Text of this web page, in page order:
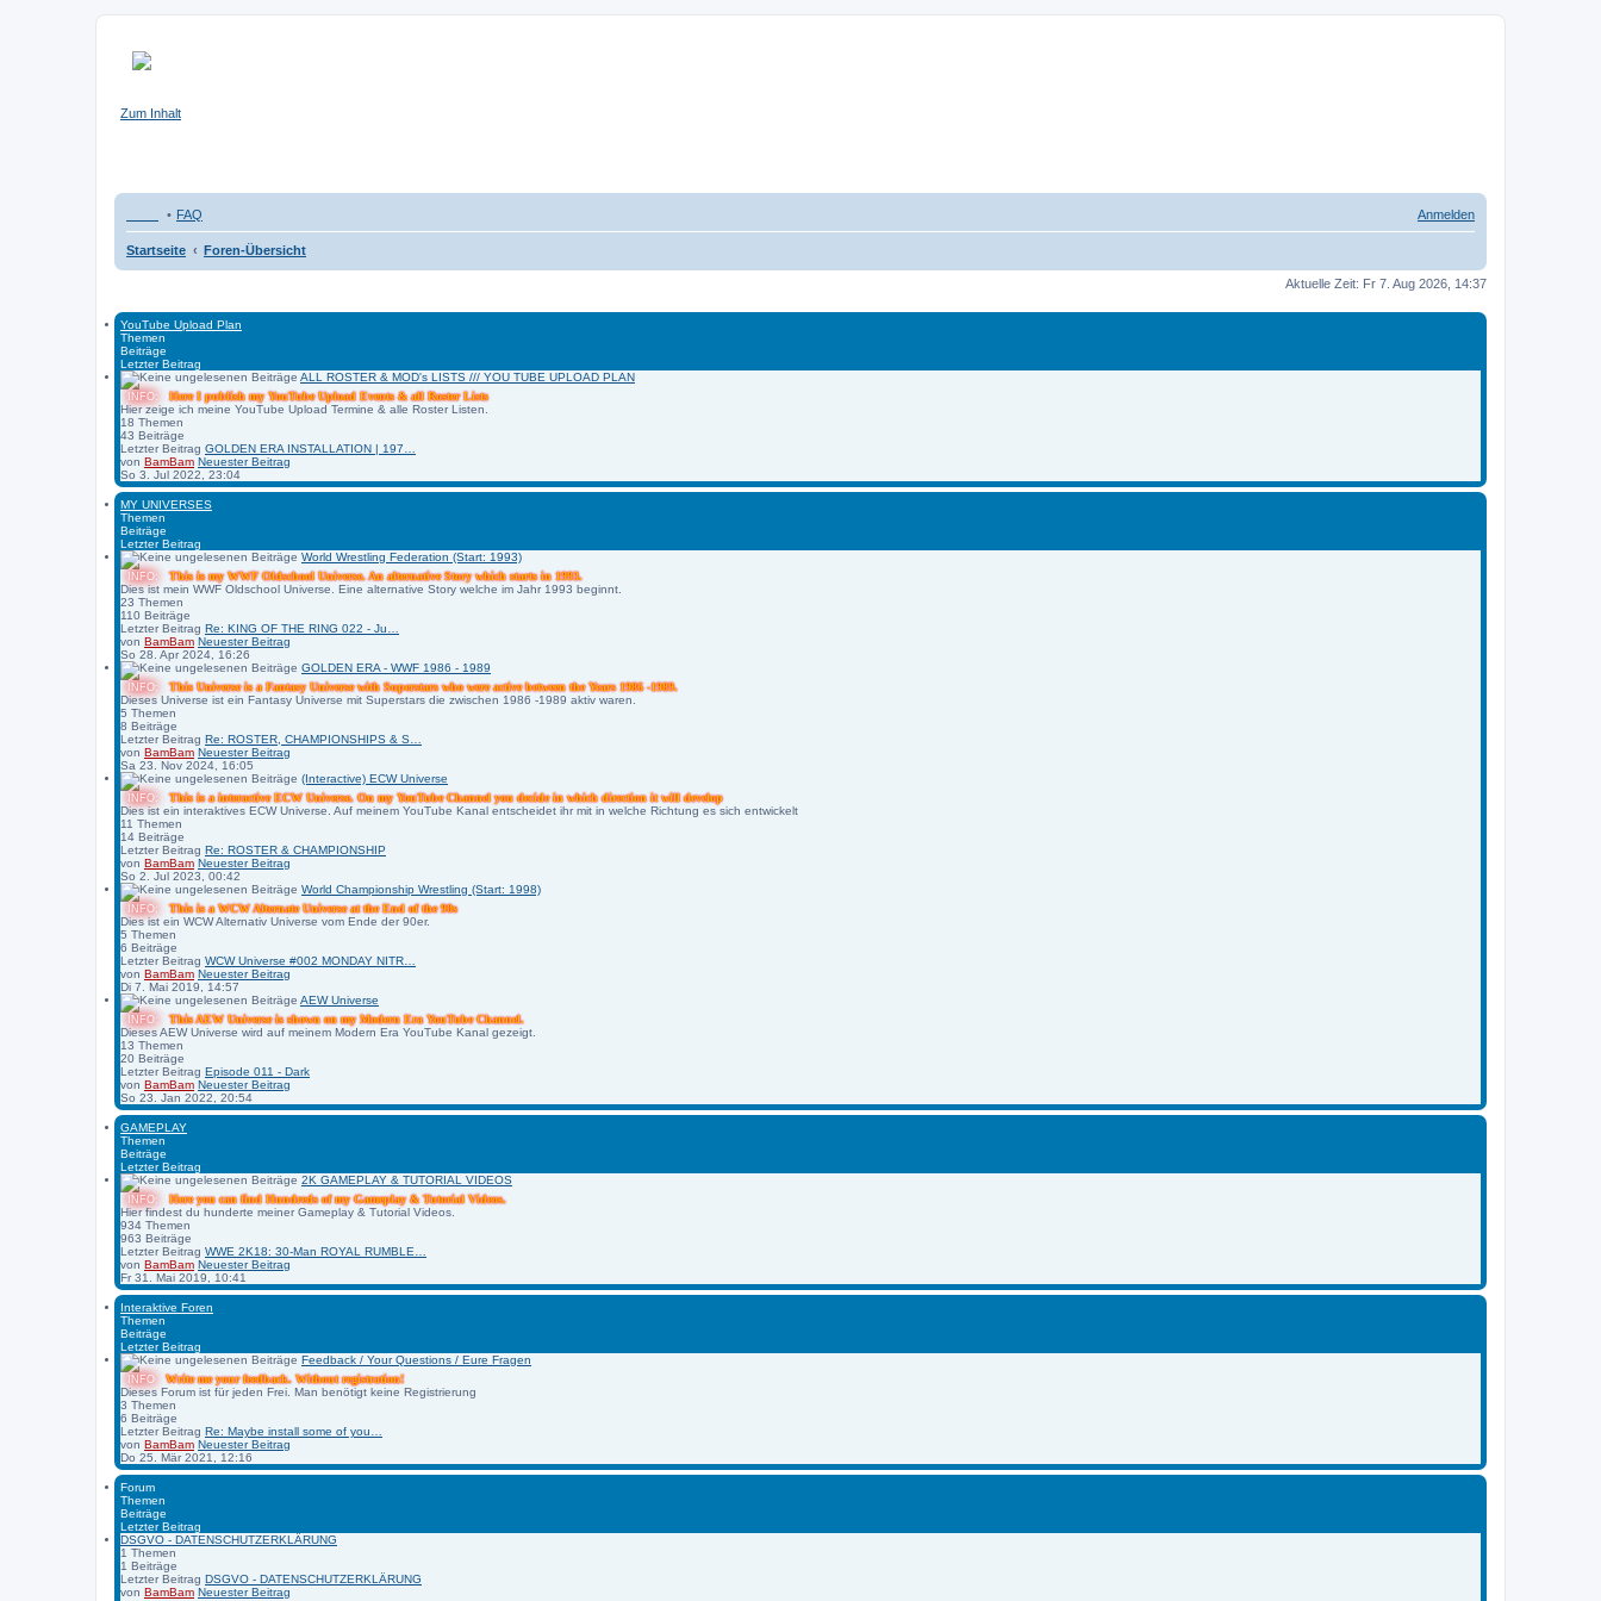
Zum Inhalt
FAQ Anmelden
Startseite Foren-Übersicht
Aktuelle Zeit: Fr 7. Aug 2026, 14:37
YouTube Upload Plan
Themen
Beiträge
Letzter Beitrag
ALL ROSTER & MOD's LISTS /// YOU TUBE UPLOAD PLAN
INFO:
Here I publish my YouTube Upload Events & all Roster Lists
Hier zeige ich meine YouTube Upload Termine & alle Roster Listen.
18 Themen
43 Beiträge
Letzter Beitrag GOLDEN ERA INSTALLATION | 197…
von BamBam Neuester Beitrag
So 3. Jul 2022, 23:04
MY UNIVERSES
Themen
Beiträge
Letzter Beitrag
World Wrestling Federation (Start: 1993)
INFO:
This is my WWF Oldschool Universe. An alternative Story which starts in 1993.
Dies ist mein WWF Oldschool Universe. Eine alternative Story welche im Jahr 1993 beginnt.
23 Themen
110 Beiträge
Letzter Beitrag Re: KING OF THE RING 022 - Ju…
von BamBam Neuester Beitrag
So 28. Apr 2024, 16:26
GOLDEN ERA - WWF 1986 - 1989
INFO:
This Universe is a Fantasy Universe with Superstars who were active between the Years 1986 -1989.
Dieses Universe ist ein Fantasy Universe mit Superstars die zwischen 1986 -1989 aktiv waren.
5 Themen
8 Beiträge
Letzter Beitrag Re: ROSTER, CHAMPIONSHIPS & S…
von BamBam Neuester Beitrag
Sa 23. Nov 2024, 16:05
(Interactive) ECW Universe
INFO:
This is a interactive ECW Universe. On my YouTube Channel you decide in which direction it will develop
Dies ist ein interaktives ECW Universe. Auf meinem YouTube Kanal entscheidet ihr mit in welche Richtung es sich entwickelt
11 Themen
14 Beiträge
Letzter Beitrag Re: ROSTER & CHAMPIONSHIP
von BamBam Neuester Beitrag
So 2. Jul 2023, 00:42
World Championship Wrestling (Start: 1998)
INFO:
This is a WCW Alternate Universe at the End of the 90s
Dies ist ein WCW Alternativ Universe vom Ende der 90er.
5 Themen
6 Beiträge
Letzter Beitrag WCW Universe #002 MONDAY NITR…
von BamBam Neuester Beitrag
Di 7. Mai 2019, 14:57
AEW Universe
INFO:
This AEW Universe is shown on my Modern Era YouTube Channel.
Dieses AEW Universe wird auf meinem Modern Era YouTube Kanal gezeigt.
13 Themen
20 Beiträge
Letzter Beitrag Episode 011 - Dark
von BamBam Neuester Beitrag
So 23. Jan 2022, 20:54
GAMEPLAY
Themen
Beiträge
Letzter Beitrag
2K GAMEPLAY & TUTORIAL VIDEOS
INFO:
Here you can find Hundreds of my Gameplay & Tutorial Videos.
Hier findest du hunderte meiner Gameplay & Tutorial Videos.
934 Themen
963 Beiträge
Letzter Beitrag WWE 2K18: 30-Man ROYAL RUMBLE…
von BamBam Neuester Beitrag
Fr 31. Mai 2019, 10:41
Interaktive Foren
Themen
Beiträge
Letzter Beitrag
Feedback / Your Questions / Eure Fragen
INFO
Write me your feedback. Without registration!
Dieses Forum ist für jeden Frei. Man benötigt keine Registrierung
3 Themen
6 Beiträge
Letzter Beitrag Re: Maybe install some of you…
von BamBam Neuester Beitrag
Do 25. Mär 2021, 12:16
Forum
Themen
Beiträge
Letzter Beitrag
DSGVO - DATENSCHUTZERKLÄRUNG
1 Themen
1 Beiträge
Letzter Beitrag DSGVO - DATENSCHUTZERKLÄRUNG
von BamBam Neuester Beitrag